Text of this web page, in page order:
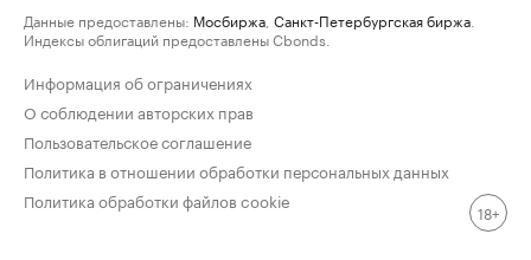
Данные предоставлены: Мосбиржа Санкт-Петербургская биржа
Индексы облигаций предоставлены Cbonds.
Информация об ограничениях
О соблюдении авторских прав
Пользовательское соглашение
Политика в отношении обработки персональных данных
Политика обработки файлов cookie
18+